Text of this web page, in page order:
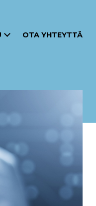
OTA YHTEYTTÄ